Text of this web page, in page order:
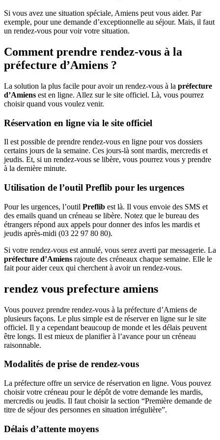
Si vous avez une situation spéciale, Amiens peut vous aider. Par
exemple, pour une demande d’exceptionnelle au séjour. Mais, il faut
un rendez-vous pour voir votre situation.
Comment prendre rendez-vous à la
préfecture d’Amiens ?
La solution la plus facile pour avoir un rendez-vous à la préfecture
d’Amiens est en ligne. Allez sur le site officiel. Là, vous pourrez
choisir quand vous voulez venir.
Réservation en ligne via le site officiel
Il est possible de prendre rendez-vous en ligne pour vos dossiers
certains jours de la semaine. Ces jours-là sont mardis, mercredis et
jeudis. Et, si un rendez-vous se libère, vous pourrez vous y prendre
à la dernière minute.
Utilisation de l’outil Preflib pour les urgences
Pour les urgences, l’outil Preflib est là. Il vous envoie des SMS et
des emails quand un créneau se libère. Notez que le bureau des
étrangers répond aux appels pour donner des infos les mardis et
jeudis après-midi (03 22 97 80 80).
Si votre rendez-vous est annulé, vous serez averti par messagerie. La
préfecture d’Amiens rajoute des créneaux chaque semaine. Elle le
fait pour aider ceux qui cherchent à avoir un rendez-vous.
rendez vous prefecture amiens
Vous pouvez prendre rendez-vous à la préfecture d’Amiens de
plusieurs façons. Le plus simple est de réserver en ligne sur le site
officiel. Il y a cependant beaucoup de monde et les délais peuvent
être longs. Il est mieux de planifier à l’avance pour un créneau
raisonnable.
Modalités de prise de rendez-vous
La préfecture offre un service de réservation en ligne. Vous pouvez
choisir votre créneau pour le dépôt de votre demande les mardis,
mercredis ou jeudis. Il faut choisir la section “Première demande de
titre de séjour des personnes en situation irrégulière”.
Délais d’attente moyens